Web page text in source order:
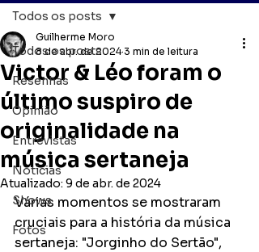
Todos os posts
Resenhas
Opinião
Entrevistas
Notícias
Shows
Fotos
Todos os posts
Victor & Léo foram o
último suspiro de
originalidade na
música sertaneja
Guilherme Moro
8 de abr. de 2024 3 min de leitura
Atualizado: 9 de abr. de 2024
Várias momentos se mostraram
cruciais para a história da música
sertaneja: "Jorginho do Sertão",